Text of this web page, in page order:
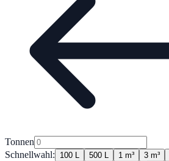
Tonnen
Schnellwahl:
100 L 500 L 1 m³ 3 m³